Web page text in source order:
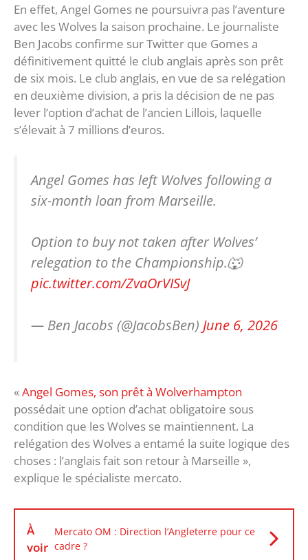
En effet, Angel Gomes ne poursuivra pas l’aventure
avec les Wolves la saison prochaine. Le journaliste
Ben Jacobs confirme sur Twitter que Gomes a
définitivement quitté le club anglais après son prêt
de six mois. Le club anglais, en vue de sa relégation
en deuxième division, a pris la décision de ne pas
lever l’option d’achat de l’ancien Lillois, laquelle
s’élevait à 7 millions d’euros.
Angel Gomes has left Wolves following a
six-month loan from Marseille.
Option to buy not taken after Wolves’
relegation to the Championship.🐺
pic.twitter.com/ZvaOrVISvJ
— Ben Jacobs (@JacobsBen) June 6, 2026
«Angel Gomes, son prêt à Wolverhampton
possédait une option d’achat obligatoire sous
condition que les Wolves se maintiennent. La
relégation des Wolves a entamé la suite logique des
choses : l’anglais fait son retour à Marseille »,
explique le spécialiste mercato.
À
voir
Mercato OM : Direction l’Angleterre pour ce
cadre ?